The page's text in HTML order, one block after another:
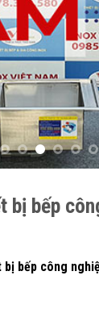
bếp
bếp công